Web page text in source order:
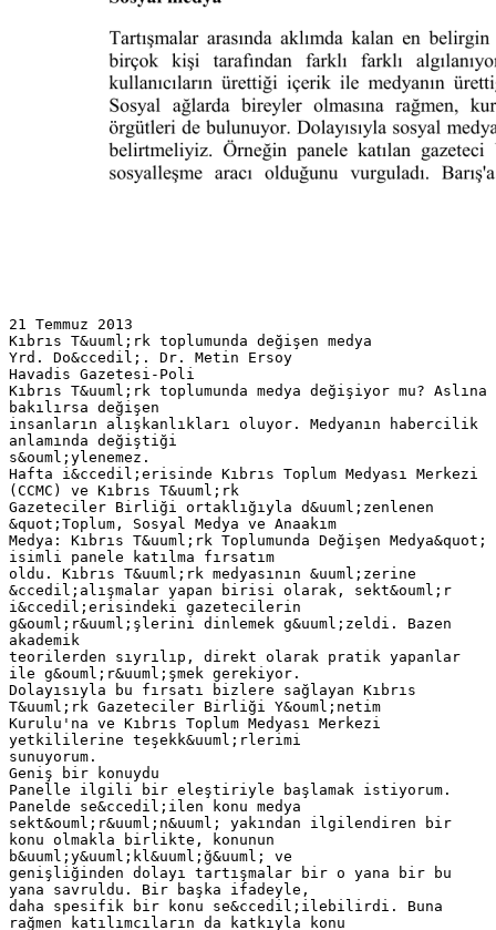
21 Temmuz 2013
Kıbrıs T&uuml;rk toplumunda değişen medya
Yrd. Do&ccedil;. Dr. Metin Ersoy
Havadis Gazetesi-Poli
Kıbrıs T&uuml;rk toplumunda medya değişiyor mu? Aslına
bakılırsa değişen
insanların alışkanlıkları oluyor. Medyanın habercilik
anlamında değiştiği
s&ouml;ylenemez.
Hafta i&ccedil;erisinde Kıbrıs Toplum Medyası Merkezi
(CCMC) ve Kıbrıs T&uuml;rk
Gazeteciler Birliği ortaklığıyla d&uuml;zenlenen
&quot;Toplum, Sosyal Medya ve Anaakım
Medya: Kıbrıs T&uuml;rk Toplumunda Değişen Medya&quot;
isimli panele katılma fırsatım
oldu. Kıbrıs T&uuml;rk medyasının &uuml;zerine
&ccedil;alışmalar yapan birisi olarak, sekt&ouml;r
i&ccedil;erisindeki gazetecilerin
g&ouml;r&uuml;şlerini dinlemek g&uuml;zeldi. Bazen
akademik
teorilerden sıyrılıp, direkt olarak pratik yapanlar
ile g&ouml;r&uuml;şmek gerekiyor.
Dolayısıyla bu fırsatı bizlere sağlayan Kıbrıs
T&uuml;rk Gazeteciler Birliği Y&ouml;netim
Kurulu'na ve Kıbrıs Toplum Medyası Merkezi
yetkililerine teşekk&uuml;rlerimi
sunuyorum.
Geniş bir konuydu
Panelle ilgili bir eleştiriyle başlamak istiyorum.
Panelde se&ccedil;ilen konu medya
sekt&ouml;r&uuml;n&uuml; yakından ilgilendiren bir
konu olmakla birlikte, konunun
b&uuml;y&uuml;kl&uuml;ğ&uuml; ve
genişliğinden dolayı tartışmalar bir o yana bir bu
yana savruldu. Bir başka ifadeyle,
daha spesifik bir konu se&ccedil;ilebilirdi. Buna
rağmen katılımcıların da katkıyla konu